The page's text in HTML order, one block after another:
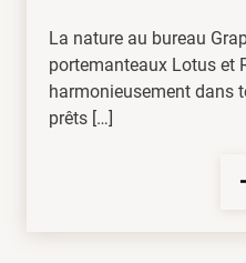
La nature au bureau
portemanteaux Lotus et
harmonieusement dans
prêts […]